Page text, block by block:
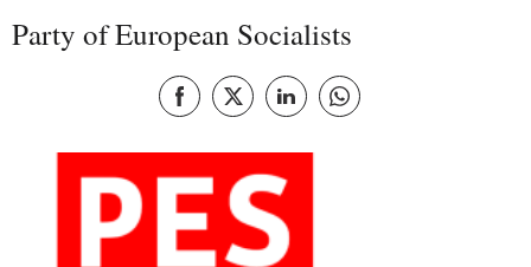
Party of European Socialists
Compartir en Facebook
Compartir en X
Compartir esta página en
Compartir esta página